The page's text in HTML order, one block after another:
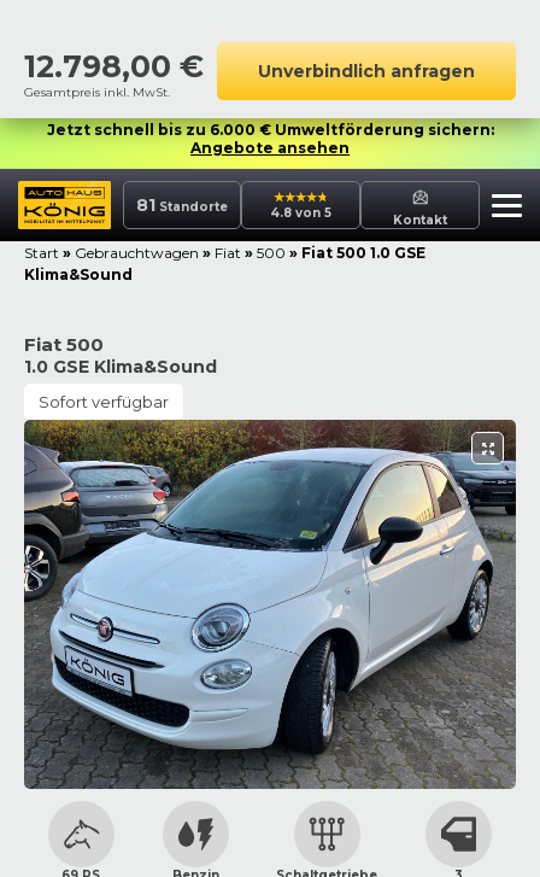
12.798,00 €
Gesamtpreis inkl. MwSt.
Unverbindlich anfragen
Jetzt schnell bis zu 6.000 € Umweltförderung sichern:
Angebote ansehen
81 Standorte 4.8 von 5 Kontakt
Start » Gebrauchtwagen » Fiat » 500 » Fiat 500 1.0 GSE
Klima&Sound
Fiat 500
1.0 GSE Klima&Sound
Sofort verfügbar